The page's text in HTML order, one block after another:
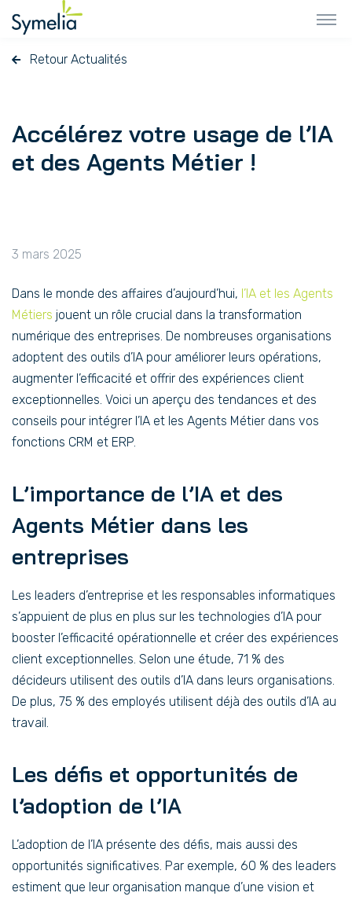
Retour Actualités
Accélérez votre usage de l’IA
et des Agents Métier !
3 mars 2025
Dans le monde des affaires d’aujourd’hui, l’IA et les Agents
Métiers jouent un rôle crucial dans la transformation
numérique des entreprises. De nombreuses organisations
adoptent des outils d’IA pour améliorer leurs opérations,
augmenter l’efficacité et offrir des expériences client
exceptionnelles. Voici un aperçu des tendances et des
conseils pour intégrer l’IA et les Agents Métier dans vos
fonctions CRM et ERP.
L’importance de l’IA et des
Agents Métier dans les
entreprises
Les leaders d’entreprise et les responsables informatiques
s’appuient de plus en plus sur les technologies d’IA pour
booster l’efficacité opérationnelle et créer des expériences
client exceptionnelles. Selon une étude, 71 % des
décideurs utilisent des outils d’IA dans leurs organisations.
De plus, 75 % des employés utilisent déjà des outils d’IA au
travail.
Les défis et opportunités de
l’adoption de l’IA
L’adoption de l’IA présente des défis, mais aussi des
opportunités significatives. Par exemple, 60 % des leaders
estiment que leur organisation manque d’une vision et